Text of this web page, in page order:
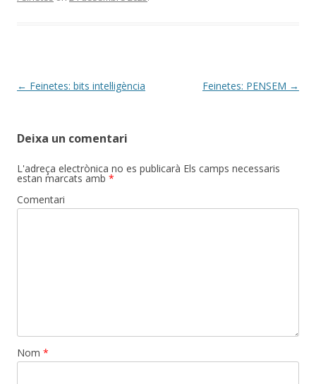
b
k
er p
ix
Post
← Feinetes: bits intel·ligència Feinetes: PENSEM →
Deixa un comentari
L'adreça electrònica no es publicarà Els camps necessaris
estan marcats amb *
Comentari
Nom *